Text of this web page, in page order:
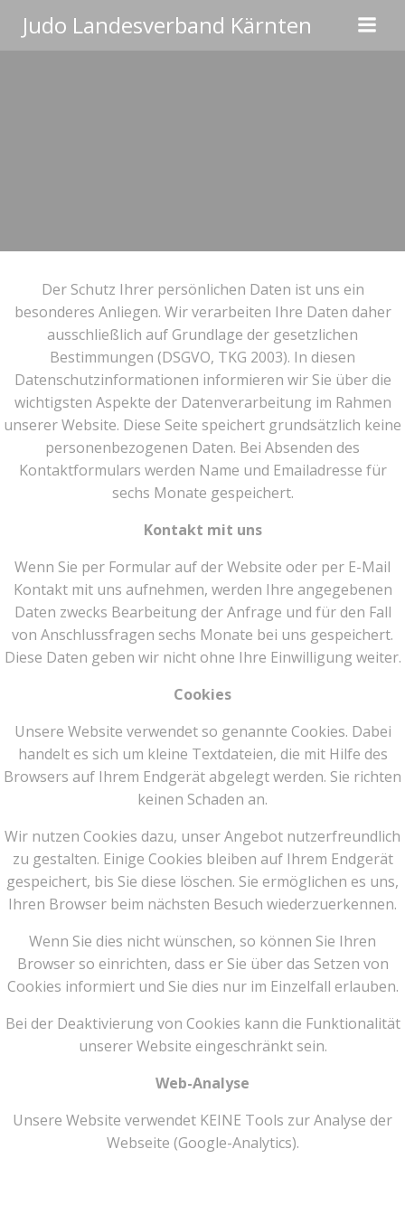
Inhalt
Judo Landesverband Kärnten
Der Schutz Ihrer persönlichen Daten ist uns ein
besonderes Anliegen. Wir verarbeiten Ihre Daten daher
ausschließlich auf Grundlage der gesetzlichen
Bestimmungen (DSGVO, TKG 2003). In diesen
Datenschutzinformationen informieren wir Sie über die
wichtigsten Aspekte der Datenverarbeitung im Rahmen
unserer Website. Diese Seite speichert grundsätzlich keine
personenbezogenen Daten. Bei Absenden des
Kontaktformulars werden Name und Emailadresse für
sechs Monate gespeichert.
Kontakt mit uns
Wenn Sie per Formular auf der Website oder per E-Mail
Kontakt mit uns aufnehmen, werden Ihre angegebenen
Daten zwecks Bearbeitung der Anfrage und für den Fall
von Anschlussfragen sechs Monate bei uns gespeichert.
Diese Daten geben wir nicht ohne Ihre Einwilligung weiter.
Cookies
Unsere Website verwendet so genannte Cookies. Dabei
handelt es sich um kleine Textdateien, die mit Hilfe des
Browsers auf Ihrem Endgerät abgelegt werden. Sie richten
keinen Schaden an.
Wir nutzen Cookies dazu, unser Angebot nutzerfreundlich
zu gestalten. Einige Cookies bleiben auf Ihrem Endgerät
gespeichert, bis Sie diese löschen. Sie ermöglichen es uns,
Ihren Browser beim nächsten Besuch wiederzuerkennen.
Wenn Sie dies nicht wünschen, so können Sie Ihren
Browser so einrichten, dass er Sie über das Setzen von
Cookies informiert und Sie dies nur im Einzelfall erlauben.
Bei der Deaktivierung von Cookies kann die Funktionalität
unserer Website eingeschränkt sein.
Web-Analyse
Unsere Website verwendet KEINE Tools zur Analyse der
Webseite (Google-Analytics).